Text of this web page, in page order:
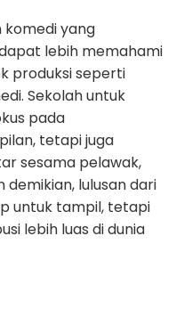
komedi yang
lebih memahami
produksi seperti
Sekolah untuk
pada
tetapi juga
sesama pelawak,
demikian, lulusan dari
untuk tampil, tetapi
lebih luas di dunia